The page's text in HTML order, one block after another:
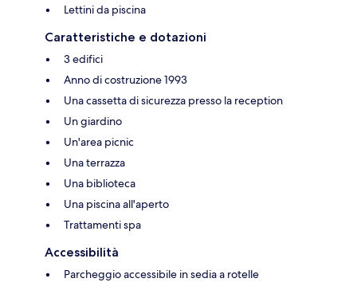
Lettini da piscina
Caratteristiche e dotazioni
3 edifici
Anno di costruzione 1993
Una cassetta di sicurezza presso la reception
Un giardino
Un'area picnic
Una terrazza
Una biblioteca
Una piscina all'aperto
Trattamenti spa
Accessibilità
Parcheggio accessibile in sedia a rotelle